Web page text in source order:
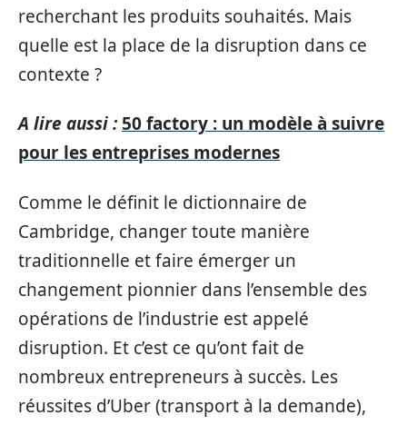
recherchant les produits souhaités. Mais
quelle est la place de la disruption dans ce
contexte ?
A lire aussi : 50 factory : un modèle à suivre
pour les entreprises modernes
Comme le définit le dictionnaire de
Cambridge, changer toute manière
traditionnelle et faire émerger un
changement pionnier dans l’ensemble des
opérations de l’industrie est appelé
disruption. Et c’est ce qu’ont fait de
nombreux entrepreneurs à succès. Les
réussites d’Uber (transport à la demande),